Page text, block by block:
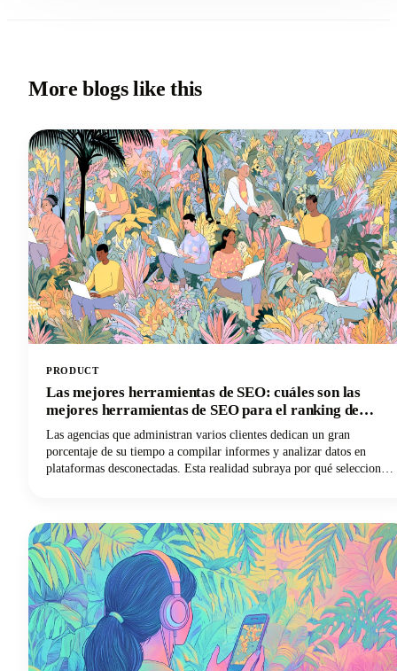
More blogs like this
PRODUCT
Las mejores herramientas de SEO: cuáles son las
mejores herramientas de SEO para el ranking de
sitios web
Las agencias que administran varios clientes dedican un gran
porcentaje de su tiempo a compilar informes y analizar datos en
plataformas desconectadas. Esta realidad subraya por qué seleccionar